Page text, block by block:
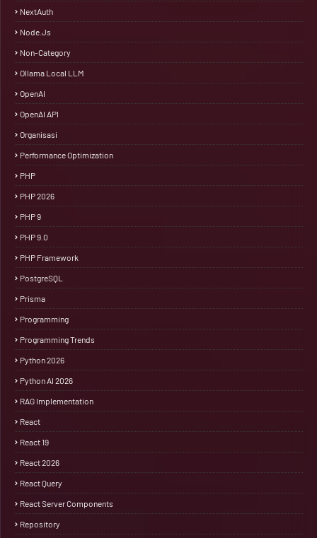
NextAuth
Node.js
Non-Category
Ollama Local LLM
OpenAI
OpenAI API
Organisasi
Performance Optimization
PHP
PHP 2026
PHP 9
PHP 9.0
PHP Framework
PostgreSQL
Prisma
Programming
Programming Trends
Python 2026
Python AI 2026
RAG Implementation
React
React 19
React 2026
React Query
React Server Components
Repository